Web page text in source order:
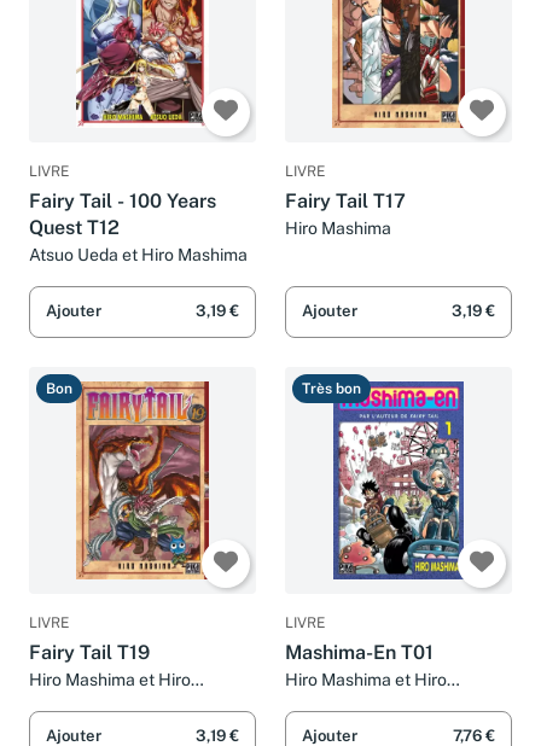
LIVRE
Fairy Tail - 100 Years
Quest T12
Atsuo Ueda et Hiro Mashima
Ajouter 3,19 €
LIVRE
Fairy Tail T17
Hiro Mashima
Ajouter 3,19 €
Bon
LIVRE
Fairy Tail T19
Hiro Mashima et Hiro
Ajouter 3,19 €
Très bon
LIVRE
Mashima-En T01
Hiro Mashima et Hiro
Ajouter 7,76 €